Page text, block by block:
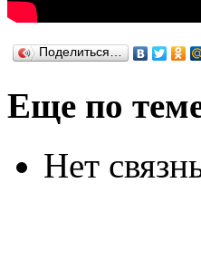
Поделиться…
Еще по
Нет